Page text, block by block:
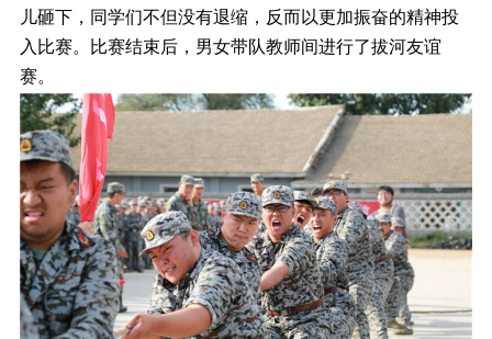
儿砸下，同学们不但没有退缩，反而以更加振奋的精神投
入比赛。比赛结束后，男女带队教师间进行了拔河友谊
赛。